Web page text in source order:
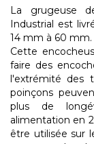
La grugeuse
Industrial est
14 mm à 60 mm.
Cette
faire des
l'extrémité des
poinçons
plus de
alimentation en
être utilisée sur